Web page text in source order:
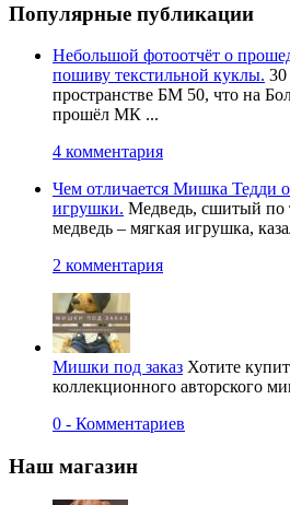
Популярные публикации
Небольшой фотоотчёт о
пошиву текстильной куклы. 30
пространстве БМ 50, что на
прошёл МК ...
4 комментария
Чем отличается Мишка Тедди
игрушки. Медведь, сшитый по
медведь – мягкая игрушка,
2 комментария
Мишки под заказ Хотите
коллекционного авторского
0 - Комментариев
Наш магазин